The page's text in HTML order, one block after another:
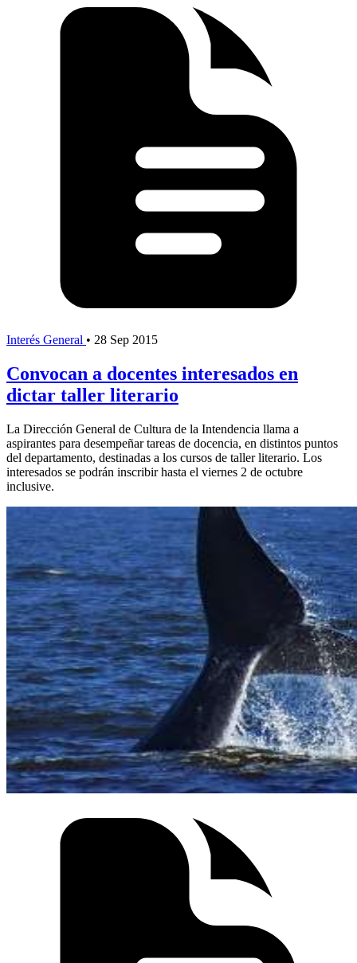
Interés General • 28 Sep 2015
Convocan a docentes interesados en
dictar taller literario
La Dirección General de Cultura de la Intendencia llama a
aspirantes para desempeñar tareas de docencia, en distintos puntos
del departamento, destinadas a los cursos de taller literario. Los
interesados se podrán inscribir hasta el viernes 2 de octubre
inclusive.